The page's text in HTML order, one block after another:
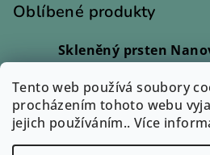
Tento web používá soubory
procházením tohoto webu
jejich používáním.. Více
Oblíbené produkty
Skleněný prsten
Skleněný prsten - Lio
Hodnocení produktu je 5 z
| Monika Svobodová
Skleněný prsten -